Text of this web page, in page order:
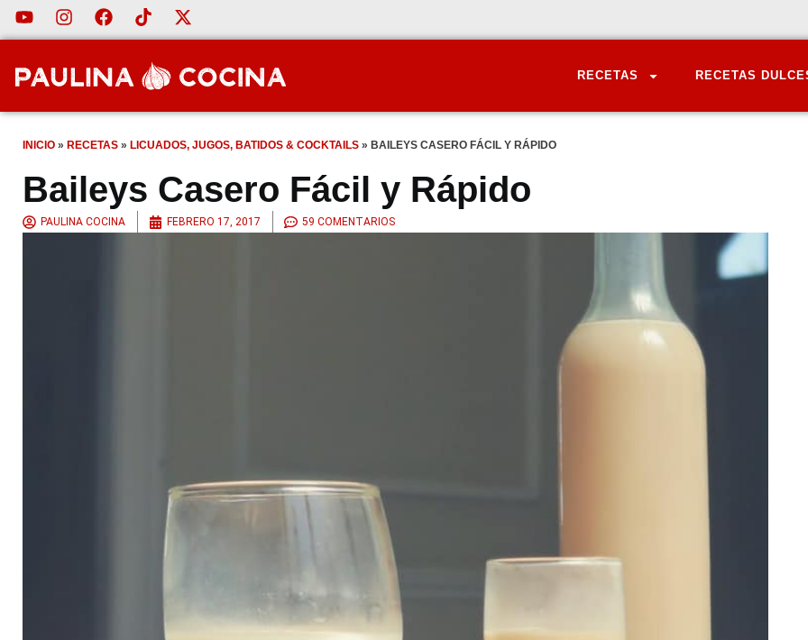
RECETAS RECETAS
INICIO » RECETAS » LICUADOS, JUGOS, BATIDOS & COCKTAILS » BAILEYS CASERO FÁCIL Y RÁPIDO
Baileys Casero Fácil y Rápido
PAULINA COCINA FEBRERO 17, 2017 59 COMENTARIOS